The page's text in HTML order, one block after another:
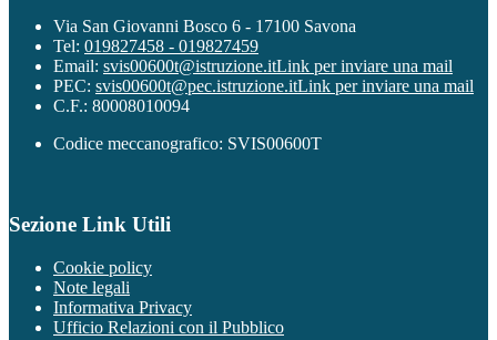
Via San Giovanni Bosco 6 - 17100 Savona
Tel: 019827458 - 019827459
Email: svis00600t@istruzione.itLink per inviare una mail
PEC: svis00600t@pec.istruzione.itLink per inviare una mail
C.F.: 80008010094
Codice meccanografico: SVIS00600T
Sezione Link Utili
Cookie policy
Note legali
Informativa Privacy
Ufficio Relazioni con il Pubblico